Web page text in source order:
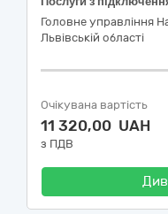
Головне управління
Львівській області
Очікувана вартість
11 320,00 UAH
з ПДВ